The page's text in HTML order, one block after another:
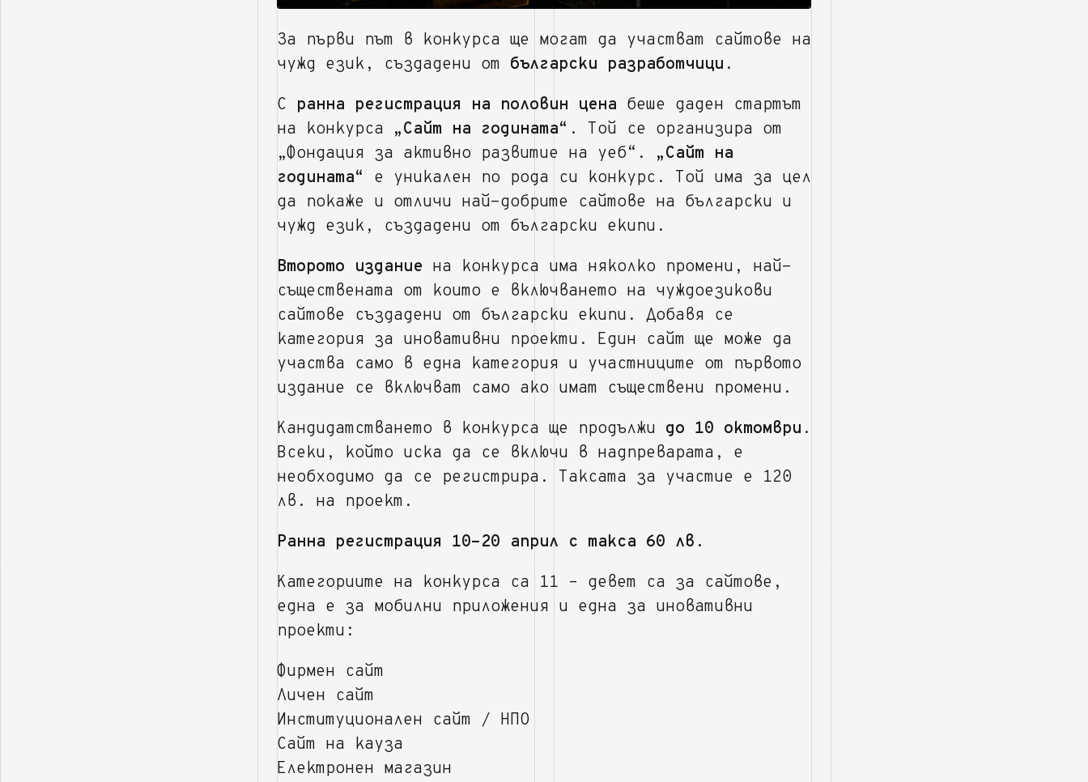
За първи път в конкурса ще могат да участват сайтове на
чужд език, създадени от български разработчици .
С ранна регистрация на половин цена беше даден стартът
на конкурса „Сайт на годината“ . Той се организира от
„Фондация за активно развитие на уеб“. „Сайт на
годината“
е уникален по рода си конкурс. Той има за цел
да покаже и отличи най-добрите сайтове на български и
чужд език, създадени от български екипи.
Второто издание на конкурса има няколко промени, най-
съществената от които е включването на чуждоезикови
сайтове създадени от български екипи. Добавя се
категория за иновативни проекти. Един сайт ще може да
участва само в една категория и участниците от първото
издание се включват само ако имат съществени промени.
Кандидатстването в конкурса ще продължи до 10 октомври .
Всеки, който иска да се включи в надпреварата, е
необходимо да се регистрира. Таксата за участие е 120
лв. на проект.
Ранна регистрация 10-20 април с такса 60 лв.
Категориите на конкурса са 11 – девет са за сайтове,
една е за мобилни приложения и една за иновативни
проекти:
Фирмен сайт
Личен сайт
Институционален сайт / НПО
Сайт на кауза
Електронен магазин